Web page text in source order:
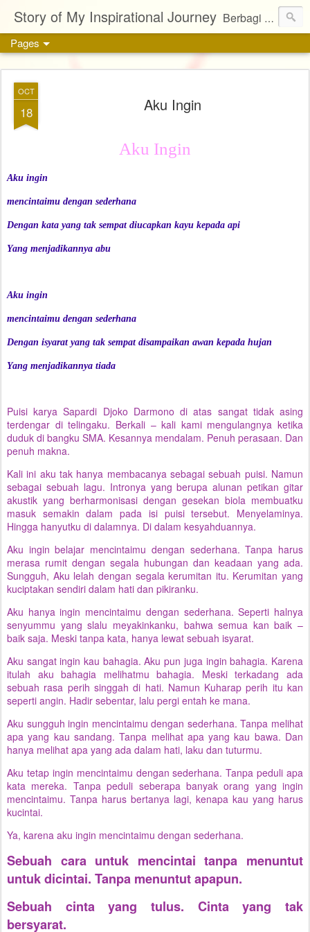
Story of My Inspirational Journey Berbagi kisah, karya, dan inspirasi tentang kehidupan
Pages
OCT
18 Aku Ingin
Aku Ingin
Aku ingin
mencintaimu dengan sederhana
Dengan kata yang tak sempat diucapkan kayu kepada api
Yang menjadikannya abu
Aku ingin
mencintaimu dengan sederhana
Dengan isyarat yang tak sempat disampaikan awan kepada hujan
Yang menjadikannya tiada
Puisi karya Sapardi Djoko Darmono di atas sangat tidak asing
terdengar di telingaku. Berkali – kali kami mengulangnya ketika
duduk di bangku SMA. Kesannya mendalam. Penuh perasaan. Dan
penuh makna.
Kali ini aku tak hanya membacanya sebagai sebuah puisi. Namun
sebagai sebuah lagu. Intronya yang berupa alunan petikan gitar
akustik yang berharmonisasi dengan gesekan biola membuatku
masuk semakin dalam pada isi puisi tersebut. Menyelaminya.
Hingga hanyutku di dalamnya. Di dalam kesyahduannya.
Aku ingin belajar mencintaimu dengan sederhana. Tanpa harus
merasa rumit dengan segala hubungan dan keadaan yang ada.
Sungguh, Aku lelah dengan segala kerumitan itu. Kerumitan yang
kuciptakan sendiri dalam hati dan pikiranku.
Aku hanya ingin mencintaimu dengan sederhana. Seperti halnya
senyummu yang slalu meyakinkanku, bahwa semua kan baik –
baik saja. Meski tanpa kata, hanya lewat sebuah isyarat.
Aku sangat ingin kau bahagia. Aku pun juga ingin bahagia. Karena
itulah aku bahagia melihatmu bahagia. Meski terkadang ada
sebuah rasa perih singgah di hati. Namun Kuharap perih itu kan
seperti angin. Hadir sebentar, lalu pergi entah ke mana.
Aku sungguh ingin mencintaimu dengan sederhana. Tanpa melihat
apa yang kau sandang. Tanpa melihat apa yang kau bawa. Dan
hanya melihat apa yang ada dalam hati, laku dan tuturmu.
Aku tetap ingin mencintaimu dengan sederhana. Tanpa peduli apa
kata mereka. Tanpa peduli seberapa banyak orang yang ingin
mencintaimu. Tanpa harus bertanya lagi, kenapa kau yang harus
kucintai.
Ya, karena aku ingin mencintaimu dengan sederhana.
Sebuah cara untuk mencintai tanpa menuntut
untuk dicintai. Tanpa menuntut apapun.
Sebuah cinta yang tulus. Cinta yang tak
bersyarat.